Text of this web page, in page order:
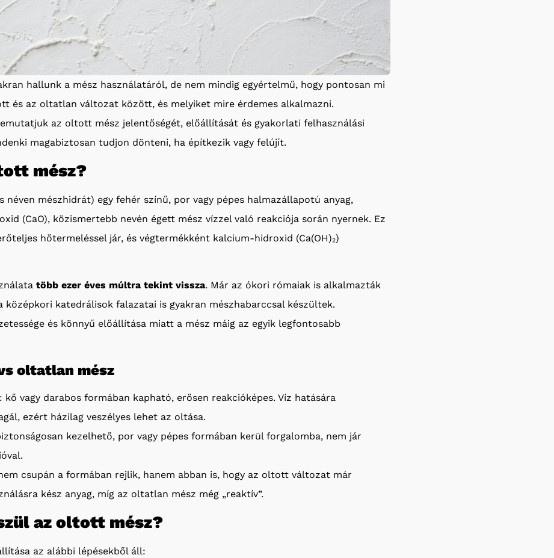
hallunk a mész használatáról, de nem mindig egyértelmű, hogy pontosan mi
és az oltatlan változat között, és melyiket mire érdemes alkalmazni.
az oltott mész jelentőségét, előállítását és gyakorlati felhasználási
magabiztosan tudjon dönteni, ha építkezik vagy felújít.
mész?
néven mészhidrát) egy fehér színű, por vagy pépes halmazállapotú anyag,
(CaO), közismertebb nevén égett mész vízzel való reakciója során nyernek. Ez
hőtermeléssel jár, és végtermékként kalcium-hidroxid (Ca(OH)₂)
több ezer éves múltra tekint vissza. Már az ókori rómaiak is alkalmazták
középkori katedrálisok falazatai is gyakran mészhabarccsal készültek.
és könnyű előállítása miatt a mész máig az egyik legfontosabb
oltatlan mész
: kő vagy darabos formában kapható, erősen reakcióképes. Víz hatására
ezért házilag veszélyes lehet az oltása.
kezelhető, por vagy pépes formában kerül forgalomba, nem jár
csupán a formában rejlik, hanem abban is, hogy az oltott változat már
kész anyag, míg az oltatlan mész még „reaktív”.
az oltott mész?
az alábbi lépésekből áll: